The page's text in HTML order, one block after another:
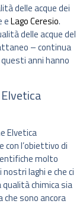
delle acque dei
eLago Ceresio.
delle acque del
– continua
anni hanno
Elvetica
con l’obiettivo di
molto
laghi e che ci
chimica sia
che sono ancora